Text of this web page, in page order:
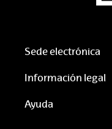
Sede electrónica
Información legal
Ayuda